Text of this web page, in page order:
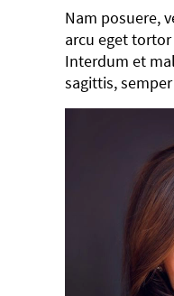
Nam posuere,
arcu eget
Interdum et
sagittis,